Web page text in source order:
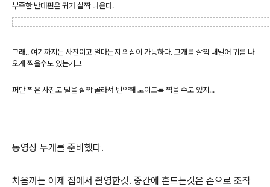
부족한 반대편은 귀가 살짝 나온다.
그래.. 여기까지는 사진이고 얼마든지 의심이 가능하다. 고개를 살짝 내밀어 귀를 나
오게 찍을수도 있는거고
퍼만 찍은 사진도 털을 살짝 골라서 빈약해 보이도록 찍을 수도 있지...
동영상 두개를 준비했다.
처음꺼는 어제 집에서 촬영한것. 중간에 흔드는것은 손으로 조작